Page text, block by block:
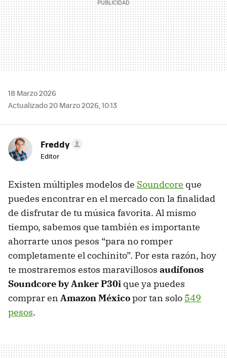
18 Marzo 2026
Actualizado 20 Marzo 2026, 10:13
Freddy
Editor
Existen múltiples modelos de Soundcore que
puedes encontrar en el mercado con la finalidad
de disfrutar de tu música favorita. Al mismo
tiempo, sabemos que también es importante
ahorrarte unos pesos “para no romper
completamente el cochinito”. Por esta razón, hoy
te mostraremos estos maravillosos audífonos
Soundcore by Anker P30i que ya puedes
comprar en Amazon Méxicopor tan solo 549
pesos.